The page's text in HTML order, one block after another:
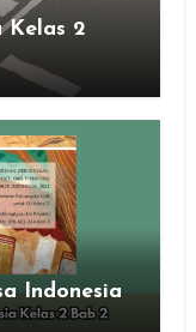
Kelas 2
Indonesia